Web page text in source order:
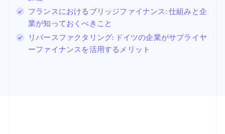
フランスにおけるブリッジファイナンス: 仕組みと企
業が知っておくべきこと
リバースファクタリング: ドイツの企業がサプライヤ
ーファイナンスを活用するメリット
Deutsch
スウェーデン
SvenskaEnglish
EspañolEnglish
スロバキア